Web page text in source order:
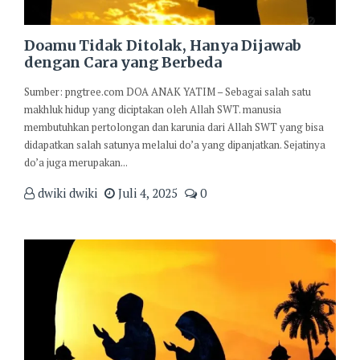
Doamu Tidak Ditolak, Hanya Dijawab
dengan Cara yang Berbeda
Sumber: pngtree.com DOA ANAK YATIM – Sebagai salah satu
makhluk hidup yang diciptakan oleh Allah SWT. manusia
membutuhkan pertolongan dan karunia dari Allah SWT yang bisa
didapatkan salah satunya melalui do’a yang dipanjatkan. Sejatinya
do’a juga merupakan...
dwiki dwiki Juli 4, 2025 0